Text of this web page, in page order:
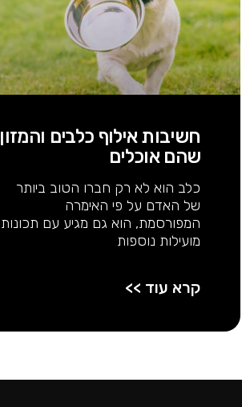
חשיבות אילוף כלבים והמזון
שהם אוכלים
כלב הוא לא רק חברו הטוב ביותר
של האדם על פי האימרה
המפורסמת, הוא גם מגיע עם תכונות
מועילות נוספות
קרא עוד >>